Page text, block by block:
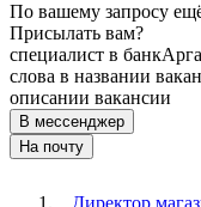
По вашему запросу
Присылать вам?
специалист в банк
слова в названии
описании вакансии
В мессенджер
На почту